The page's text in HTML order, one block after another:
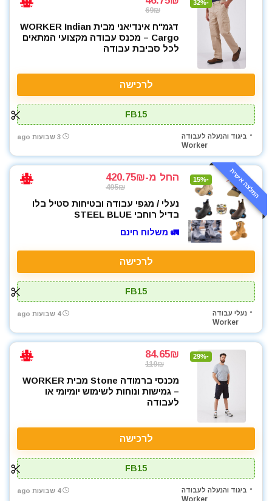
-32%
69₪
דגמ"ח אינדיאני מבית WORKER Indian
Cargo – מכנס עבודה מקצועי המתאים
לכל סביבת עבודה
לרכישה
FB15
ביגוד והנעלה לעבודה
Worker
3 שבועות ago
המלצה אישית -15% החל מ-420.75₪
495₪
נעלי / מגפי עבודה ובטיחות סטיל בלו
בדיל רוחבי STEEL BLUE
🚛 משלוח חינם
לרכישה
FB15
נעלי עבודה
Worker
4 שבועות ago
-29%
84.65₪
119₪
מכנסי ברמודה Stone מבית WORKER
– גמישות ונוחות לשימוש יומיומי או
לעבודה
לרכישה
FB15
ביגוד והנעלה לעבודה 4 שבועות ago